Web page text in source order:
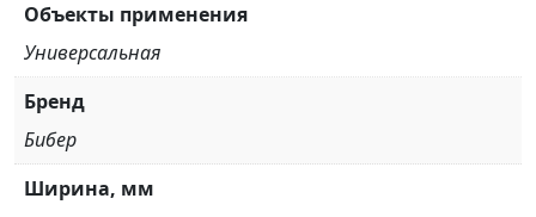
Объекты применения
Универсальная
Бренд
Бибер
Ширина, мм